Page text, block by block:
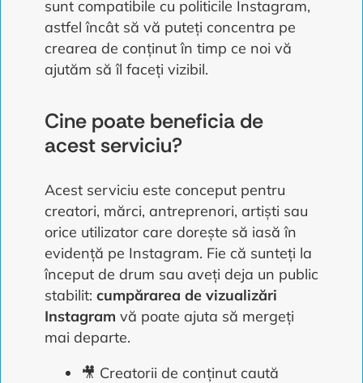
sunt compatibile cu politicile Instagram,
astfel încât să vă puteți concentra pe
crearea de conținut în timp ce noi vă
ajutăm să îl faceți vizibil.
Cine poate beneficia de
acest serviciu?
Acest serviciu este conceput pentru
creatori, mărci, antreprenori, artiști sau
orice utilizator care dorește să iasă în
evidență pe Instagram. Fie că sunteți la
început de drum sau aveți deja un public
stabilit: cumpărarea de vizualizări
Instagram vă poate ajuta să mergeți
mai departe.
🎥 Creatorii de conținut caută